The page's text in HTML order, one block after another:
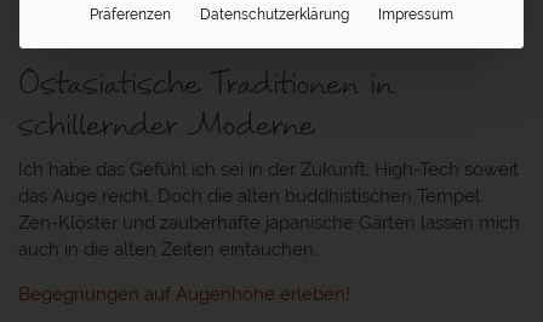
Ostasiatische Traditionen in
schillernder Moderne
Ich habe das Gefühl ich sei in der Zukunft, High-Tech soweit
das Auge reicht. Doch die alten buddhistischen Tempel,
Zen-Klöster und zauberhafte japanische Gärten lassen mich
auch in die alten Zeiten eintauchen.
Begegnungen auf Augenhöhe erleben!
Präferenzen Datenschutzerklärung Impressum